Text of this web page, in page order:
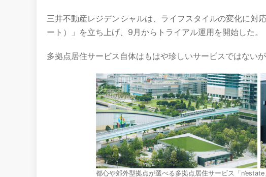
三井不動産レジデンシャルは、ライフスタイルの変化に対
ート）」を立ち上げ、9月からトライアル運用を開始した。
多拠点居住サービス自体はもはや珍しいサービスではない
都心や郊外型拠点が選べる多拠点居住サービス「n’estate